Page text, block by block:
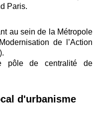
Paris.
au sein de la Métropole
de l’Action
pôle de centralité de
d'urbanisme